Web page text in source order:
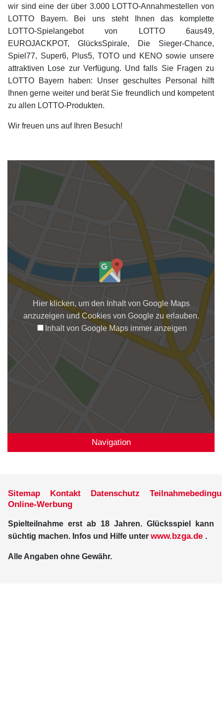
wir sind eine der über 3.000 LOTTO-Annahmestellen von
LOTTO Bayern. Bei uns steht Ihnen das komplette
LOTTO-Spielangebot von LOTTO 6aus49,
EUROJACKPOT, GlücksSpirale, Die Sieger-Chance,
Spiel77, Super6, Plus5, TOTO und KENO sowie unsere
attraktiven Lose zur Verfügung. Und falls Sie Fragen zu
LOTTO Bayern haben: Unser geschultes Personal hilft
Ihnen gerne weiter und berät Sie freundlich und kompetent
zu allen LOTTO-Produkten.
Wir freuen uns auf Ihren Besuch!
Hier klicken, um den Inhalt von Google Maps
anzuzeigen und Cookies von Google zu erlauben.
Inhalt von Google Maps immer anzeigen
Navigation
Sitemap Kontakt Datenschutz
Online-Werbung
Spielteilnahme erst ab 18 Jahren. Glücksspiel kann
süchtig machen. Infos und Hilfe unter www.bzga.de .
Alle Angaben ohne Gewähr.